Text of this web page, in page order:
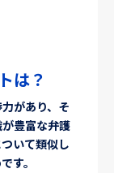
は？
があり、そ
豊富な弁護
いて類似し
す。